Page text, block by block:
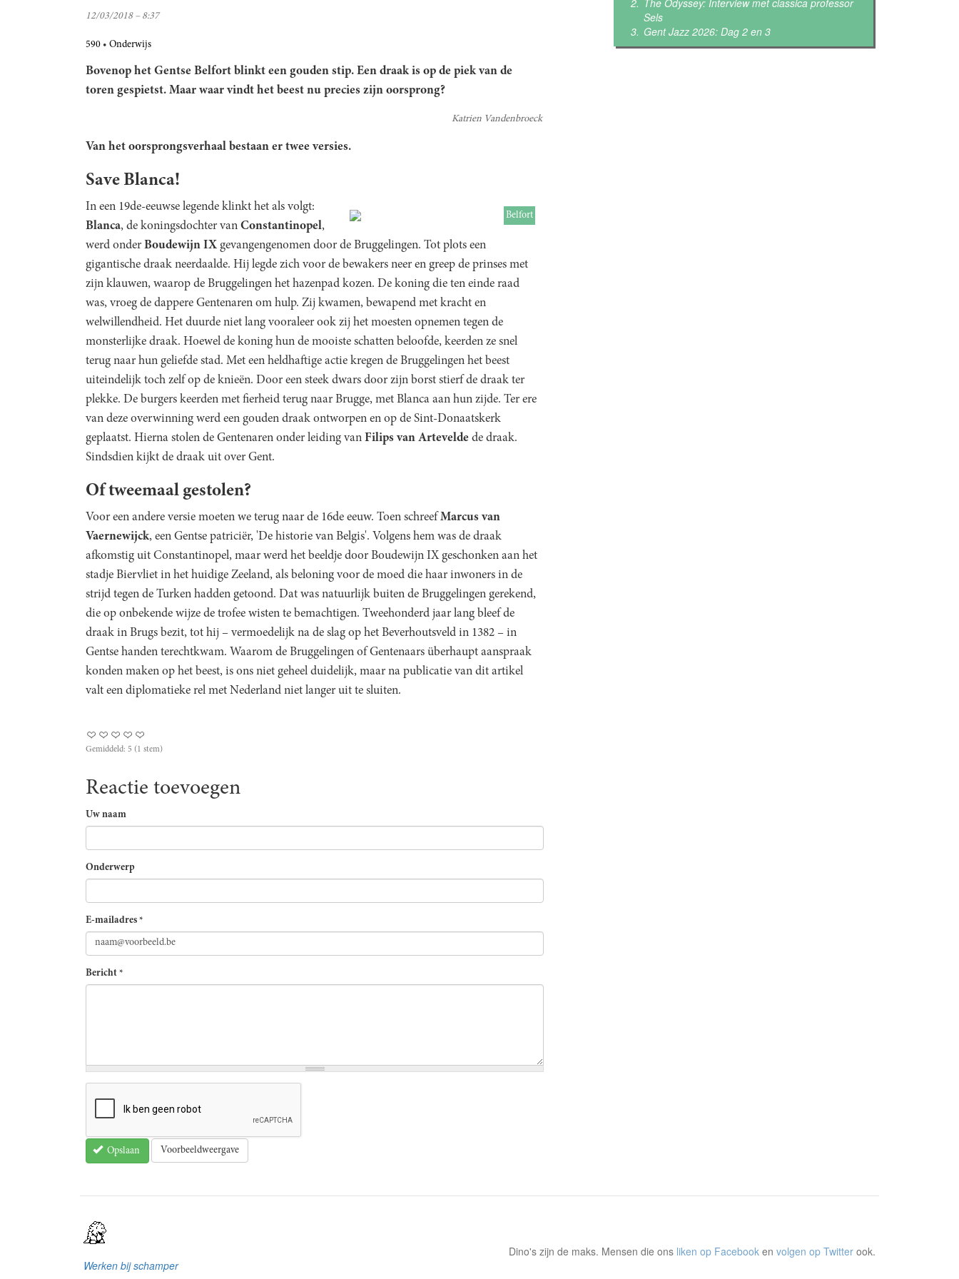
12/03/2018 – 8:37
590 Onderwijs
Bovenop het Gentse Belfort blinkt een gouden stip. Een draak is op de piek van de
toren gespietst. Maar waar vindt het beest nu precies zijn oorsprong?
Katrien Vandenbroeck
Van het oorsprongsverhaal bestaan er twee versies.
Save Blanca!
Belfort
In een 19de-eeuwse legende klinkt het als volgt:
Blanca, de koningsdochter van Constantinopel,
werd onder Boudewijn IX gevangengenomen door de Bruggelingen. Tot plots een
gigantische draak neerdaalde. Hij legde zich voor de bewakers neer en greep de prinses met
zijn klauwen, waarop de Bruggelingen het hazenpad kozen. De koning die ten einde raad
was, vroeg de dappere Gentenaren om hulp. Zij kwamen, bewapend met kracht en
welwillendheid. Het duurde niet lang vooraleer ook zij het moesten opnemen tegen de
monsterlijke draak. Hoewel de koning hun de mooiste schatten beloofde, keerden ze snel
terug naar hun geliefde stad. Met een heldhaftige actie kregen de Bruggelingen het beest
uiteindelijk toch zelf op de knieën. Door een steek dwars door zijn borst stierf de draak ter
plekke. De burgers keerden met fierheid terug naar Brugge, met Blanca aan hun zijde. Ter ere
van deze overwinning werd een gouden draak ontworpen en op de Sint-Donaatskerk
geplaatst. Hierna stolen de Gentenaren onder leiding van Filips van Artevelde de draak.
Sindsdien kijkt de draak uit over Gent.
Of tweemaal gestolen?
Voor een andere versie moeten we terug naar de 16de eeuw. Toen schreef Marcus van
Vaernewijck, een Gentse patriciër, 'De historie van Belgis'. Volgens hem was de draak
afkomstig uit Constantinopel, maar werd het beeldje door Boudewijn IX geschonken aan het
stadje Biervliet in het huidige Zeeland, als beloning voor de moed die haar inwoners in de
strijd tegen de Turken hadden getoond. Dat was natuurlijk buiten de Bruggelingen gerekend,
die op onbekende wijze de trofee wisten te bemachtigen. Tweehonderd jaar lang bleef de
draak in Brugs bezit, tot hij – vermoedelijk na de slag op het Beverhoutsveld in 1382 – in
Gentse handen terechtkwam. Waarom de Bruggelingen of Gentenaars überhaupt aanspraak
konden maken op het beest, is ons niet geheel duidelijk, maar na publicatie van dit artikel
valt een diplomatieke rel met Nederland niet langer uit te sluiten.
Gemiddeld: 5 (1 stem)
Reactie toevoegen
Uw naam
Onderwerp
E-mailadres *
Bericht *
Opslaan Voorbeeldweergave
Sels
Gent Jazz 2026: Dag 2 en 3
Dino's zijn de maks. Mensen die ons liken op Facebook en volgen op Twitter ook.
Werken bij schamper